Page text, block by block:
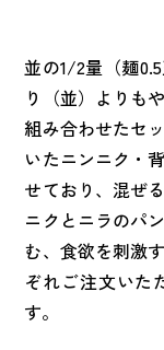
並の1/2量（麺
り（並）よりも
組み合わせたセ
いたニンニク・
せており、混ぜ
ニクとニラのパ
む、食欲を刺激
ぞれご注文いた
す。